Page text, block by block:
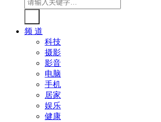
频 道
科技
摄影
影音
电脑
手机
居家
娱乐
健康